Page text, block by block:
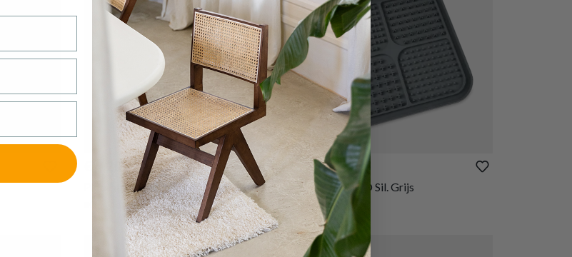
Plooibare voederbak KNAPS
Op voorraad
€ 4,85
Likmat BALTO Sil. Grijs
Op voorraad